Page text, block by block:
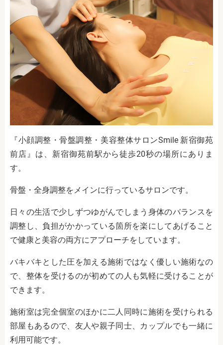
『小顔調整・骨盤調整・美容整体サロンSmile 新宿御苑
前店』は、新宿御苑前駅から徒歩20秒の場所にありま
す。
骨盤・全身調整をメインに行っているサロンです。
日々の生活で少しずつゆがんでしまう身体のバランスを
調整し、負担がかかっている箇所を楽にしてあげること
で健康と美容の両方にアプローチをしています。
バキバキとした圧を加える施術ではなく優しい施術なの
で、整体を受けるのが初めての人も気軽に受けることが
できます。
施術室は完全個室のほかに二人同時に施術を受けられる
部屋もあるので、友人や親子同士、カップルでも一緒に
利用可能です。